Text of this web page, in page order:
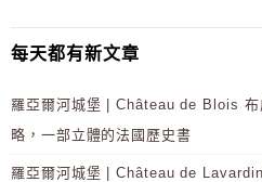
每天都有新文章
羅亞爾河城堡 | Château de Blois 布
略，一部立體的法國歷史書
羅亞爾河城堡 | Château de